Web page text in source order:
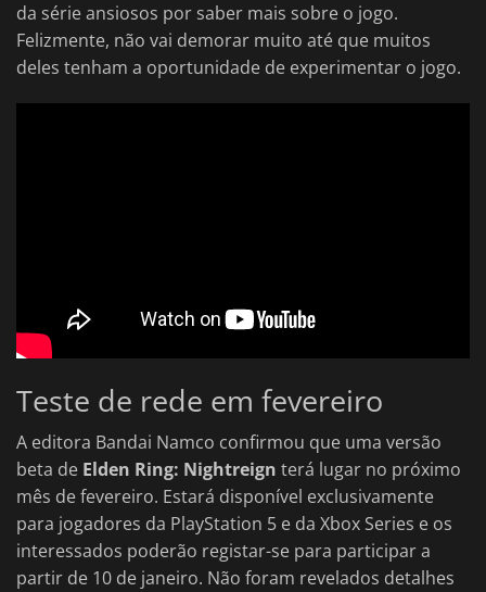
da série ansiosos por saber mais sobre o jogo.
Felizmente, não vai demorar muito até que muitos
deles tenham a oportunidade de experimentar o jogo.
Teste de rede em fevereiro
A editora Bandai Namco confirmou que uma versão
beta de Elden Ring: Nightreign terá lugar no próximo
mês de fevereiro. Estará disponível exclusivamente
para jogadores da PlayStation 5 e da Xbox Series e os
interessados poderão registar-se para participar a
partir de 10 de janeiro. Não foram revelados detalhes